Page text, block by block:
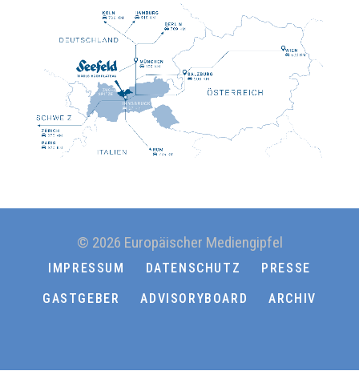
© 2026 Europäischer Mediengipfel
IMPRESSUM DATENSCHUTZ
PRESSE
GASTGEBER
ADVISORYBOARD ARCHIV